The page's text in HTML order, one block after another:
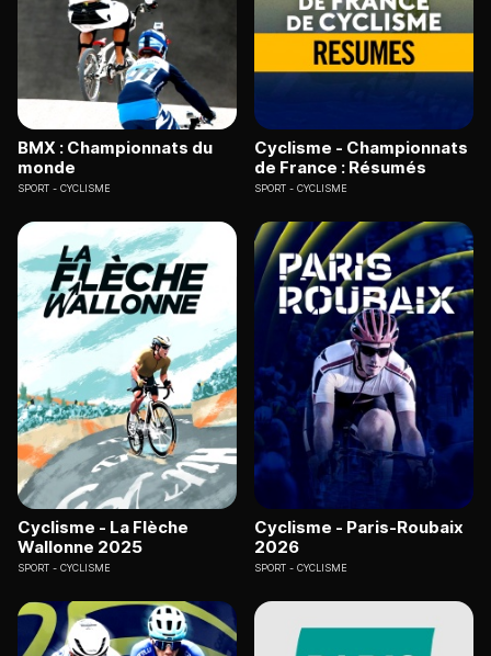
BMX : Championnats du
monde
SPORT CYCLISME
Cyclisme - Championnats
de France : Résumés
SPORT CYCLISME
Cyclisme - La Flèche
Wallonne 2025
SPORT CYCLISME
Cyclisme - Paris-Roubaix
2026
SPORT CYCLISME